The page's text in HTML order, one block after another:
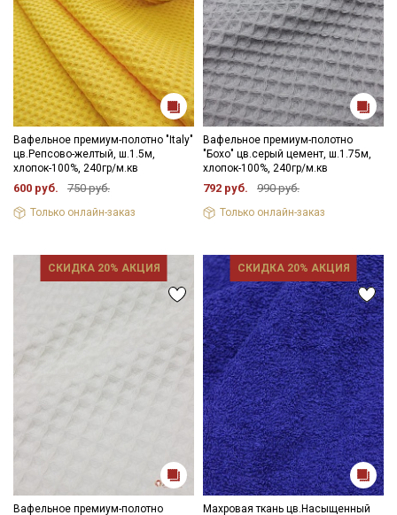
Вафельное премиум-полотно "Italy"
цв.Репсово-желтый, ш.1.5м,
хлопок-100%, 240гр/м.кв
600 руб. 750 руб.
Только онлайн-заказ
Вафельное премиум-полотно
"Бохо" цв.серый цемент, ш.1.75м,
хлопок-100%, 240гр/м.кв
792 руб. 990 руб.
Только онлайн-заказ
СКИДКА 20% АКЦИЯ
Вафельное премиум-полотно
СКИДКА 20% АКЦИЯ
Махровая ткань цв.Насыщенный
Секретная рассылка от Купава
Мы публикуем здесь дополнительные
промокоды и скидки до 30% на узкие